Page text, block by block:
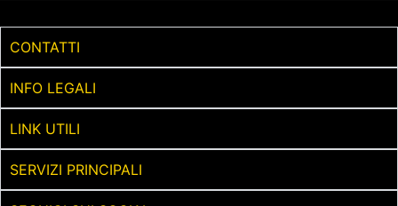
CONTATTI
INFO LEGALI
LINK UTILI
SERVIZI PRINCIPALI